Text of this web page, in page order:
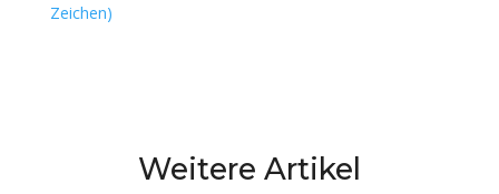
Zeichen)
Weitere Artikel